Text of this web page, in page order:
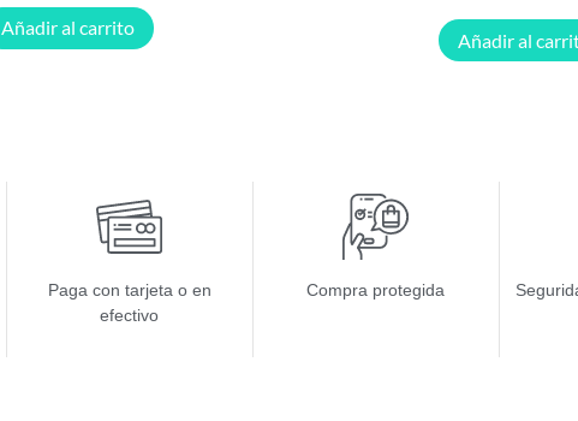
Añadir al carrito
Añadir al
Paga con tarjeta o en
efectivo
Compra protegida